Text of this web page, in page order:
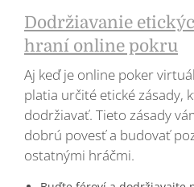
Dodržiavanie
hraní online pokru
Aj keď je online poker
platia určité etické zásady,
dodržiavať. Tieto zásady
dobrú povesť a budovať
ostatnými hráčmi.